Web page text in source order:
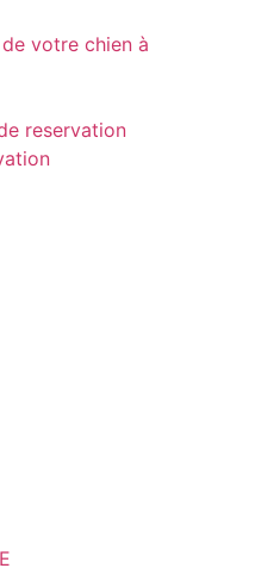
votre chien à
reservation